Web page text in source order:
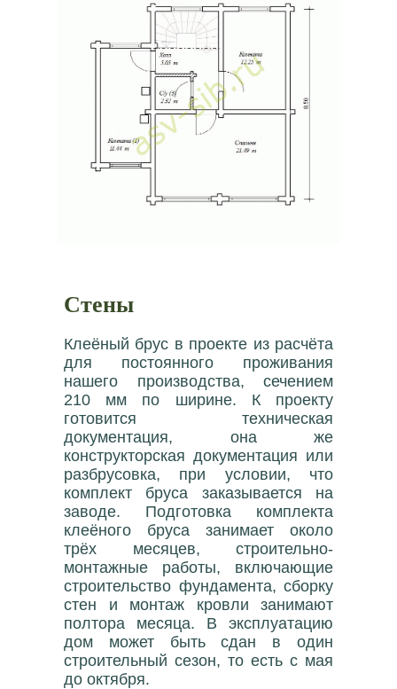
Стены
Клеёный брус в проекте из расчёта
для постоянного проживания
нашего производства, сечением
210 мм по ширине. К проекту
готовится техническая
документация, она же
конструкторская документация или
разбрусовка, при условии, что
комплект бруса заказывается на
заводе. Подготовка комплекта
клеёного бруса занимает около
трёх месяцев, строительно-
монтажные работы, включающие
строительство фундамента, сборку
стен и монтаж кровли занимают
полтора месяца. В эксплуатацию
дом может быть сдан в один
строительный сезон, то есть с мая
до октября.